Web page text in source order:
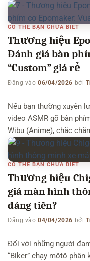
thiếu của giới trẻ và các
hội nhóm yêu […]
CÓ THỂ BẠN CHƯA BIẾT
Thương hiệu
Đánh giá bàn
“Custom” giá rẻ
Đăng vào06/04/2026 bởi
Nếu bạn thường xuyên
video ASMR gõ bàn
Wibu (Anime), chắc
phím có màu sắc cực
âm thanh […]
CÓ THỂ BẠN CHƯA BIẾT
Thương hiệu
giá màn hình
đáng tiền?
Đăng vào04/04/2026 bởi
Đối với những người
“Biker” chạy môtô